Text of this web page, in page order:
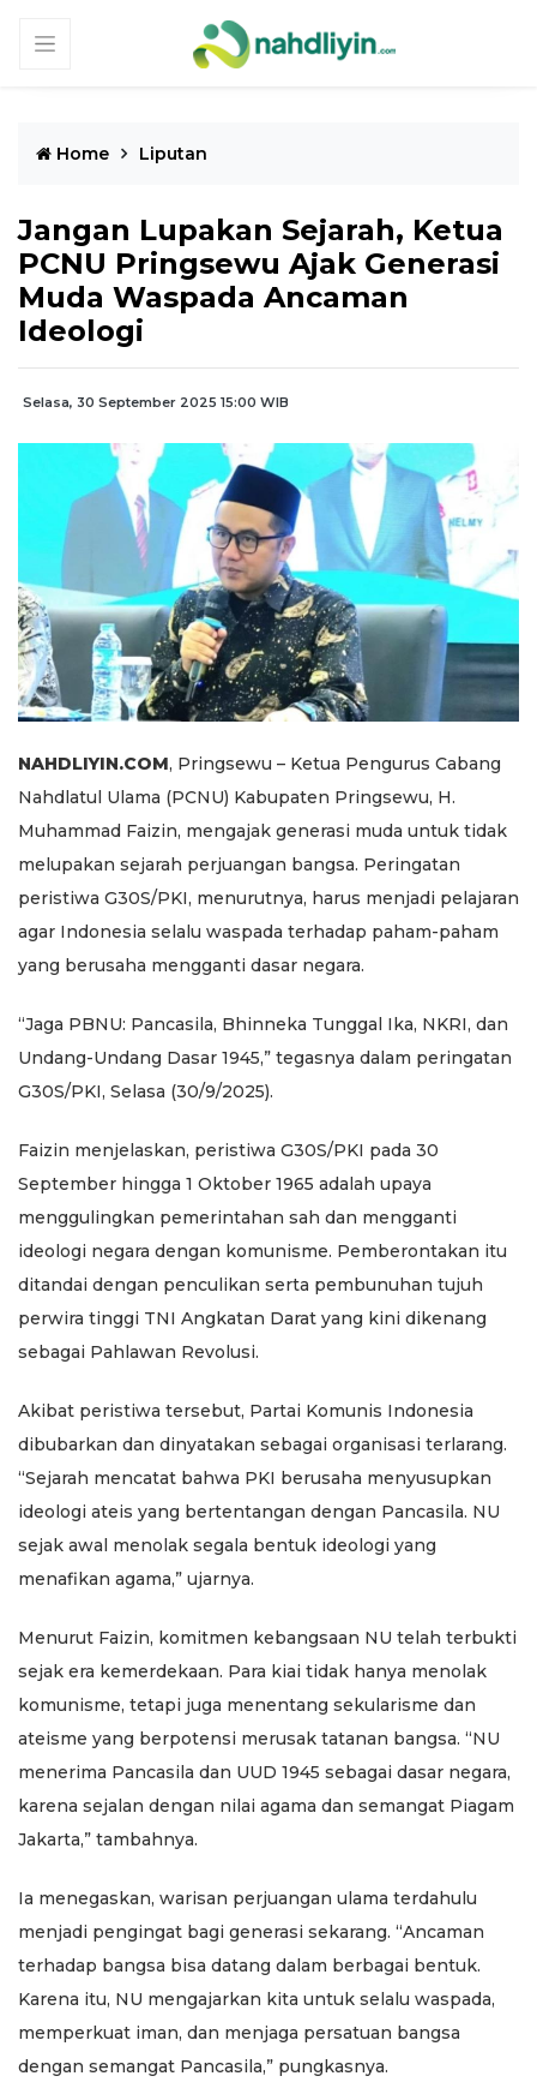
Home Liputan
Jangan Lupakan Sejarah, Ketua
PCNU Pringsewu Ajak Generasi
Muda Waspada Ancaman
Ideologi
Selasa, 30 September 2025 15:00 WIB
NAHDLIYIN.COM, Pringsewu – Ketua Pengurus Cabang
Nahdlatul Ulama (PCNU) Kabupaten Pringsewu, H.
Muhammad Faizin, mengajak generasi muda untuk tidak
melupakan sejarah perjuangan bangsa. Peringatan
peristiwa G30S/PKI, menurutnya, harus menjadi pelajaran
agar Indonesia selalu waspada terhadap paham-paham
yang berusaha mengganti dasar negara.
“Jaga PBNU: Pancasila, Bhinneka Tunggal Ika, NKRI, dan
Undang-Undang Dasar 1945,” tegasnya dalam peringatan
G30S/PKI, Selasa (30/9/2025).
Faizin menjelaskan, peristiwa G30S/PKI pada 30
September hingga 1 Oktober 1965 adalah upaya
menggulingkan pemerintahan sah dan mengganti
ideologi negara dengan komunisme. Pemberontakan itu
ditandai dengan penculikan serta pembunuhan tujuh
perwira tinggi TNI Angkatan Darat yang kini dikenang
sebagai Pahlawan Revolusi.
Akibat peristiwa tersebut, Partai Komunis Indonesia
dibubarkan dan dinyatakan sebagai organisasi terlarang.
“Sejarah mencatat bahwa PKI berusaha menyusupkan
ideologi ateis yang bertentangan dengan Pancasila. NU
sejak awal menolak segala bentuk ideologi yang
menafikan agama,” ujarnya.
Menurut Faizin, komitmen kebangsaan NU telah terbukti
sejak era kemerdekaan. Para kiai tidak hanya menolak
komunisme, tetapi juga menentang sekularisme dan
ateisme yang berpotensi merusak tatanan bangsa. “NU
menerima Pancasila dan UUD 1945 sebagai dasar negara,
karena sejalan dengan nilai agama dan semangat Piagam
Jakarta,” tambahnya.
Ia menegaskan, warisan perjuangan ulama terdahulu
menjadi pengingat bagi generasi sekarang. “Ancaman
terhadap bangsa bisa datang dalam berbagai bentuk.
Karena itu, NU mengajarkan kita untuk selalu waspada,
memperkuat iman, dan menjaga persatuan bangsa
dengan semangat Pancasila,” pungkasnya.